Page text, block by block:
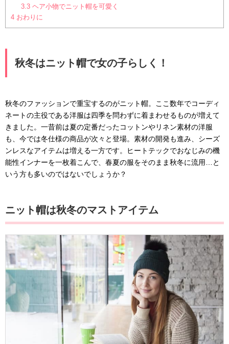
3.3ヘア小物でニット帽を可愛く
4 おわりに
秋冬はニット帽で女の子らしく！
秋冬のファッションで重宝するのがニット帽。ここ数年でコーディ
ネートの主役である洋服は四季を問わずに着まわせるものが増えて
きました。一昔前は夏の定番だったコットンやリネン素材の洋服
も、今では冬仕様の商品が次々と登場。素材の開発も進み、シーズ
ンレスなアイテムは増える一方です。ヒートテックでおなじみの機
能性インナーを一枚着こんで、春夏の服をそのまま秋冬に流用…と
いう方も多いのではないでしょうか？
ニット帽は秋冬のマストアイテム